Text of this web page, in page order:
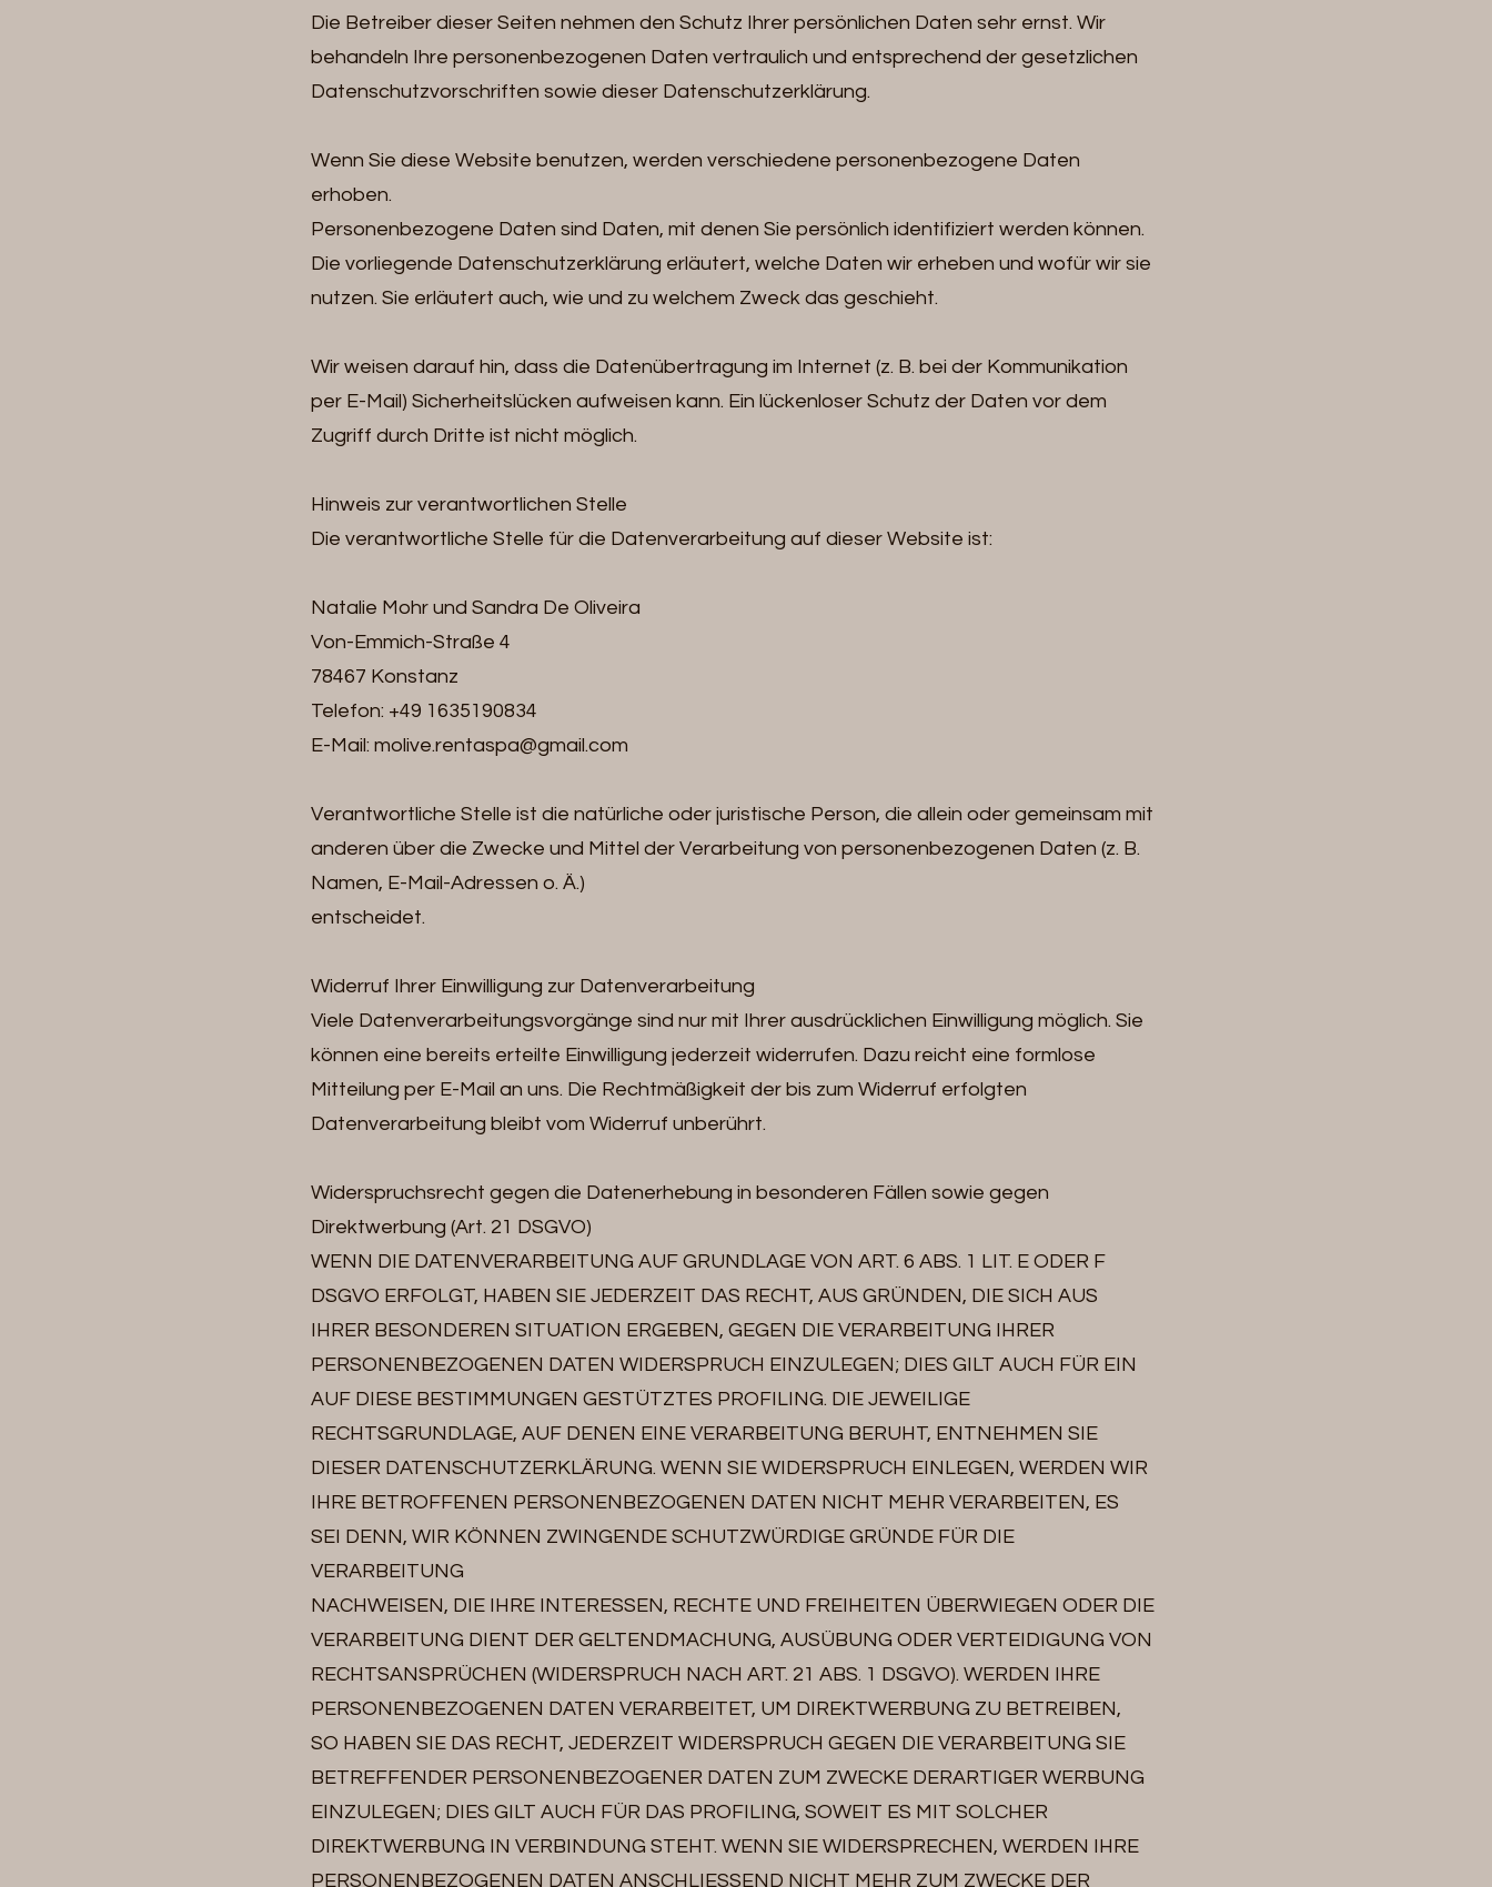
Die Betreiber dieser Seiten nehmen den Schutz Ihrer persönlichen Daten sehr ernst. Wir
behandeln Ihre personenbezogenen Daten vertraulich und entsprechend der gesetzlichen
Datenschutzvorschriften sowie dieser Datenschutzerklärung.
Wenn Sie diese Website benutzen, werden verschiedene personenbezogene Daten
erhoben.
Personenbezogene Daten sind Daten, mit denen Sie persönlich identifiziert werden können.
Die vorliegende Datenschutzerklärung erläutert, welche Daten wir erheben und wofür wir sie
nutzen. Sie erläutert auch, wie und zu welchem Zweck das geschieht.
Wir weisen darauf hin, dass die Datenübertragung im Internet (z. B. bei der Kommunikation
per E-Mail) Sicherheitslücken aufweisen kann. Ein lückenloser Schutz der Daten vor dem
Zugriff durch Dritte ist nicht möglich.
Hinweis zur verantwortlichen Stelle
Die verantwortliche Stelle für die Datenverarbeitung auf dieser Website ist:
Natalie Mohr und Sandra De Oliveira
Von-Emmich-Straße 4
78467 Konstanz
Telefon: +49 1635190834
E-Mail: molive.rentaspa@gmail.com
Verantwortliche Stelle ist die natürliche oder juristische Person, die allein oder gemeinsam mit
anderen über die Zwecke und Mittel der Verarbeitung von personenbezogenen Daten (z. B.
Namen, E-Mail-Adressen o. Ä.)
entscheidet.
Widerruf Ihrer Einwilligung zur Datenverarbeitung
Viele Datenverarbeitungsvorgänge sind nur mit Ihrer ausdrücklichen Einwilligung möglich. Sie
können eine bereits erteilte Einwilligung jederzeit widerrufen. Dazu reicht eine formlose
Mitteilung per E-Mail an uns. Die Rechtmäßigkeit der bis zum Widerruf erfolgten
Datenverarbeitung bleibt vom Widerruf unberührt.
Widerspruchsrecht gegen die Datenerhebung in besonderen Fällen sowie gegen
Direktwerbung (Art. 21 DSGVO)
WENN DIE DATENVERARBEITUNG AUF GRUNDLAGE VON ART. 6 ABS. 1 LIT. E ODER F
DSGVO ERFOLGT, HABEN SIE JEDERZEIT DAS RECHT, AUS GRÜNDEN, DIE SICH AUS
IHRER BESONDEREN SITUATION ERGEBEN, GEGEN DIE VERARBEITUNG IHRER
PERSONENBEZOGENEN DATEN WIDERSPRUCH EINZULEGEN; DIES GILT AUCH FÜR EIN
AUF DIESE BESTIMMUNGEN GESTÜTZTES PROFILING. DIE JEWEILIGE
RECHTSGRUNDLAGE, AUF DENEN EINE VERARBEITUNG BERUHT, ENTNEHMEN SIE
DIESER DATENSCHUTZERKLÄRUNG. WENN SIE WIDERSPRUCH EINLEGEN, WERDEN WIR
IHRE BETROFFENEN PERSONENBEZOGENEN DATEN NICHT MEHR VERARBEITEN, ES
SEI DENN, WIR KÖNNEN ZWINGENDE SCHUTZWÜRDIGE GRÜNDE FÜR DIE
VERARBEITUNG
NACHWEISEN, DIE IHRE INTERESSEN, RECHTE UND FREIHEITEN ÜBERWIEGEN ODER DIE
VERARBEITUNG DIENT DER GELTENDMACHUNG, AUSÜBUNG ODER VERTEIDIGUNG VON
RECHTSANSPRÜCHEN (WIDERSPRUCH NACH ART. 21 ABS. 1 DSGVO). WERDEN IHRE
PERSONENBEZOGENEN DATEN VERARBEITET, UM DIREKTWERBUNG ZU BETREIBEN,
SO HABEN SIE DAS RECHT, JEDERZEIT WIDERSPRUCH GEGEN DIE VERARBEITUNG SIE
BETREFFENDER PERSONENBEZOGENER DATEN ZUM ZWECKE DERARTIGER WERBUNG
EINZULEGEN; DIES GILT AUCH FÜR DAS PROFILING, SOWEIT ES MIT SOLCHER
DIREKTWERBUNG IN VERBINDUNG STEHT. WENN SIE WIDERSPRECHEN, WERDEN IHRE
PERSONENBEZOGENEN DATEN ANSCHLIESSEND NICHT MEHR ZUM ZWECKE DER